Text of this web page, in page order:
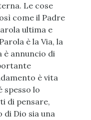
Le cose
come il Padre
ultima e
è la Via, la
è annuncio di
è vita
spesso lo
di pensare,
Dio sia una